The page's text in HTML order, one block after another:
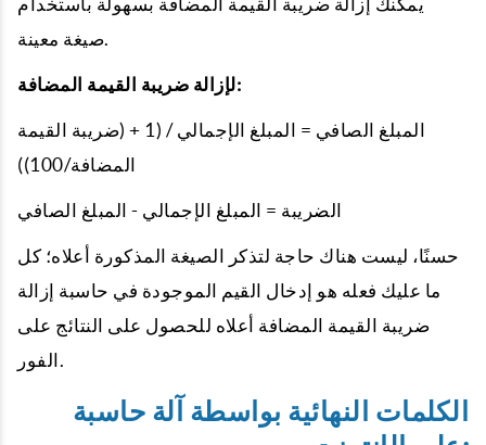
صيغة معينة.
لإزالة ضريبة القيمة المضافة:
المبلغ الصافي = المبلغ الإجمالي / (1 + (ضريبة القيمة
المضافة/100))
الضريبة = المبلغ الإجمالي - المبلغ الصافي
حسنًا، ليست هناك حاجة لتذكر الصيغة المذكورة أعلاه؛ كل
ما عليك فعله هو إدخال القيم الموجودة في حاسبة إزالة
ضريبة القيمة المضافة أعلاه للحصول على النتائج على
الفور.
الكلمات النهائية بواسطة آلة حاسبة